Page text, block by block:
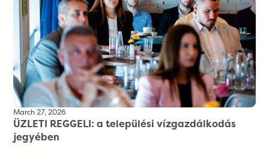
March 27, 2026
ÜZLETI REGGELI: a települési vízgazdálkodás
jegyében